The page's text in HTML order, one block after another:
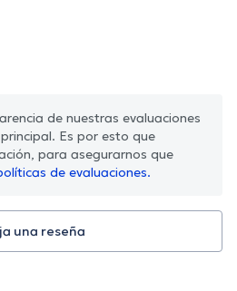
de nuestras evaluaciones
Es por esto que
para asegurarnos que
de evaluaciones.
una reseña